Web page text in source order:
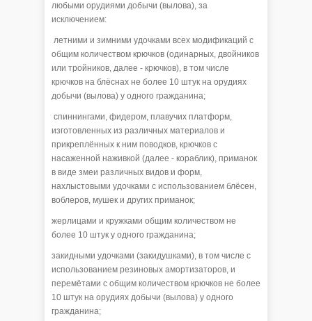
любыми орудиями добычи (вылова), за
исключением:
летними и зимними удочками всех модификаций с
общим количеством крючков (одинарных, двойников
или тройников, далее - крючков), в том числе
крючков на блёснах не более 10 штук на орудиях
добычи (вылова) у одного гражданина;
спиннингами, фидером, плавучих платформ,
изготовленных из различных материалов и
прикреплённых к ним поводков, крючков с
насаженной наживкой (далее - кораблик), приманок
в виде змеи различных видов и форм,
нахлыстовыми удочками с использованием блёсен,
воблеров, мушек и других приманок;
жерлицами и кружками общим количеством не
более 10 штук у одного гражданина;
закидными удочками (закидушками), в том числе с
использованием резиновых амортизаторов, и
перемётами с общим количеством крючков не более
10 штук на орудиях добычи (вылова) у одного
гражданина;